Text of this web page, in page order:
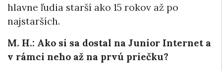
hlavne ľudia starší ako 15 rokov až po
najstarších.
M. H.: Ako si sa dostal na Junior Internet a
v rámci neho až na prvú priečku?